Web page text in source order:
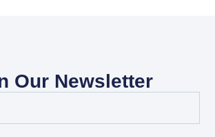
Our Newsletter